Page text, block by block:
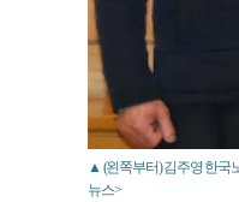
▲ (왼쪽부터) 김주영 한국
뉴스>